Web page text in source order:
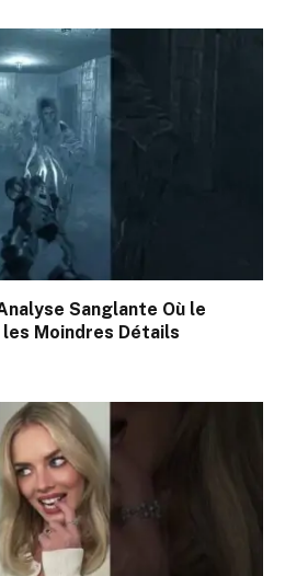
Sanglante Où le
les Moindres Détails